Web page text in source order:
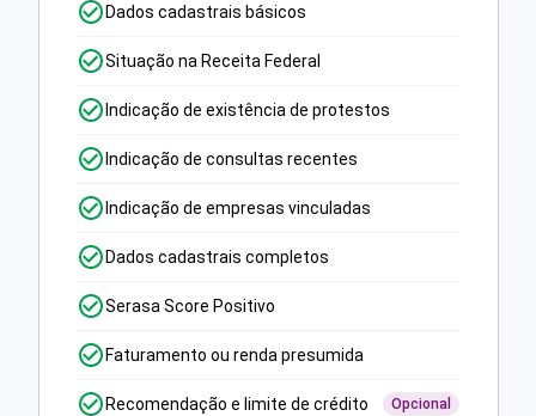
Dados cadastrais básicos
Situação na Receita Federal
Indicação de existência de protestos
Indicação de consultas recentes
Indicação de empresas vinculadas
Dados cadastrais completos
Serasa Score Positivo
Faturamento ou renda presumida
Recomendação e limite de crédito Opcional